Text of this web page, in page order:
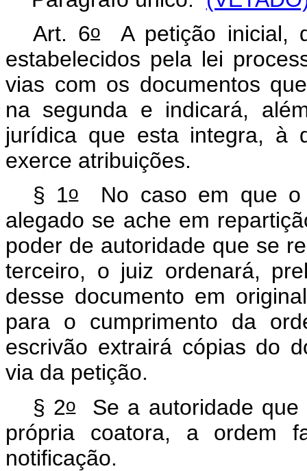
Art. 6oA petição inicial,
estabelecidos pela lei
vias com os documentos
na segunda e indicará,
jurídica que esta integra, à
exerce atribuições.
§ 1oNo caso em que o
alegado se ache em
poder de autoridade que se
terceiro, o juiz ordenará,
desse documento em
para o cumprimento da
escrivão extrairá cópias do
via da petição.
§ 2oSe a autoridade que
própria coatora, a ordem
notificação.